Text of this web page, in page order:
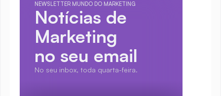
NEWSLETTER MUNDO DO MARKETING
Notícias de
Marketing
no seu email
No seu inbox, toda quarta-feira.